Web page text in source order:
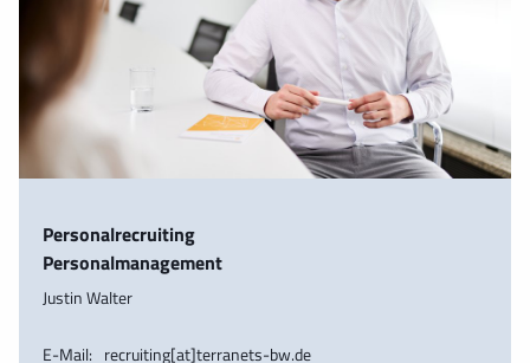
Personalrecruiting
Personalmanagement
Justin Walter
E-Mail: recruiting[at]terranets-bw.de